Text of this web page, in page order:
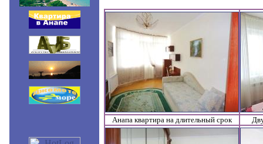
Анапа квартира на длительный срок